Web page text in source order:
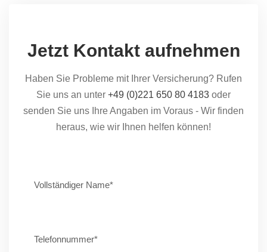
Jetzt Kontakt aufnehmen
Haben Sie Probleme mit Ihrer Versicherung? Rufen
Sie uns an unter +49 (0)221 650 80 4183 oder
senden Sie uns Ihre Angaben im Voraus - Wir finden
heraus, wie wir Ihnen helfen können!